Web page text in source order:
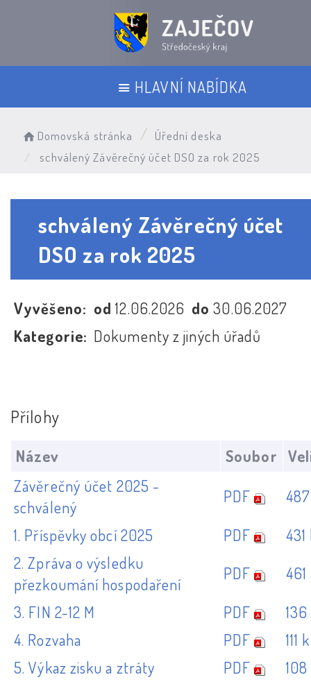
HLAVNÍ NABÍDKA
Domovská stránka
Úřední deska
schválený Závěrečný účet DSO za rok 2025
schválený Závěrečný účet
DSO za rok 2025
Vyvěšeno: od12.06.2026 do30.06.2027
Kategorie: Dokumenty z jiných úřadů
Přílohy
Název Soubor
Závěrečný účet 2025 -
schválený
PDF
1. Příspěvky obcí 2025
PDF
2. Zpráva o výsledku
přezkoumání hospodaření
PDF
3. FIN 2-12 M
PDF
4. Rozvaha
PDF
111
5. Výkaz zisku a ztráty
PDF